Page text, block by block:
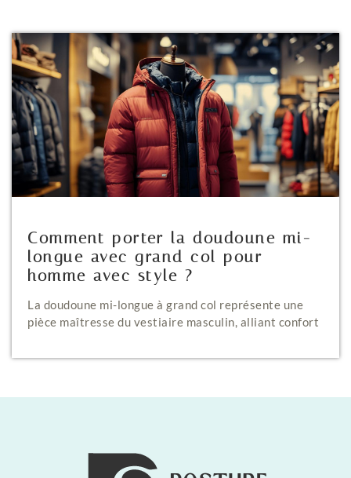
Comment porter la doudoune mi-
longue avec grand col pour
homme avec style ?
La doudoune mi-longue à grand col représente une
pièce maîtresse du vestiaire masculin, alliant confort